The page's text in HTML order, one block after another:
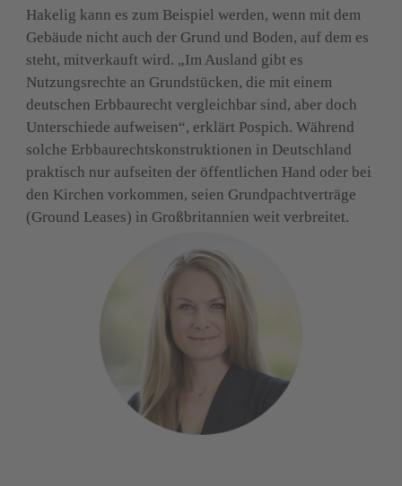
Hakelig kann es zum Beispiel werden, wenn mit dem
Gebäude nicht auch der Grund und Boden, auf dem es
steht, mitverkauft wird. „Im Ausland gibt es
Nutzungsrechte an Grundstücken, die mit einem
deutschen Erbbaurecht vergleichbar sind, aber doch
Unterschiede aufweisen“, erklärt Pospich. Während
solche Erbbaurechtskonstruktionen in Deutschland
praktisch nur aufseiten der öffentlichen Hand oder bei
den Kirchen vorkommen, seien Grundpachtverträge
(Ground Leases) in Großbritannien weit verbreitet.